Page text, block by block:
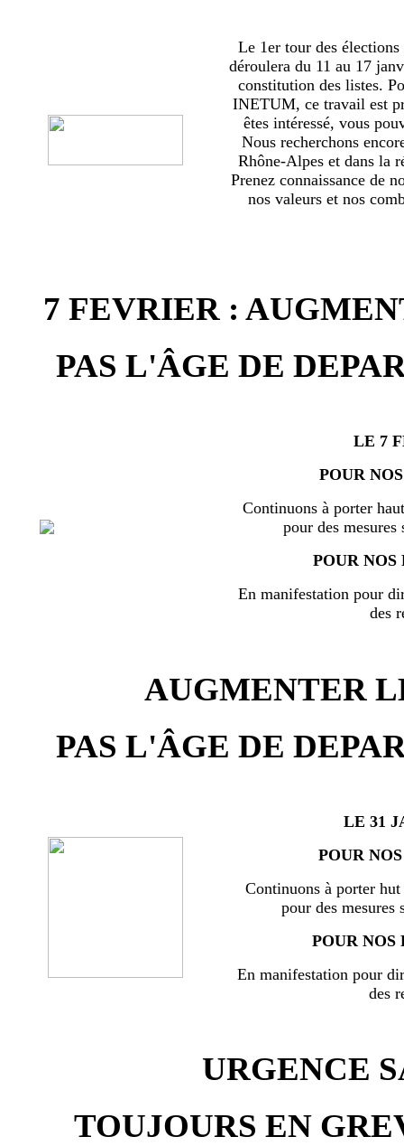
Le 1er tour des
déroulera du 11 au 17
constitution des listes.
INETUM, ce travail est
êtes intéressé, vous
Nous recherchons
Rhône-Alpes et dans la
Prenez connaissance de
nos valeurs et nos
7 FEVRIER :
PAS L'ÂGE DE
LE 7
POUR
Continuons à porter
pour des
POUR
En manifestation pour
des
AUGMENTER
PAS L'ÂGE DE
LE 31
POUR
Continuons à porter
pour des mesures
POUR NOS
En manifestation pour
des
URGENCE
TOUJOURS EN